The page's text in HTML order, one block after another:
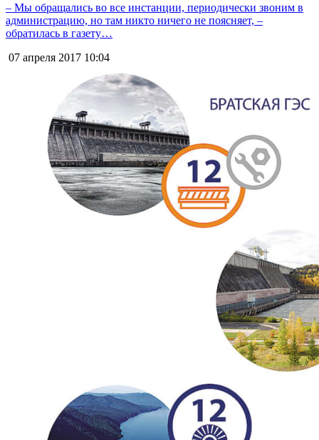
– Мы обращались во все инстанции, периодически звоним в
администрацию, но там никто ничего не поясняет, –
обратилась в газету…
07 апреля 2017 10:04